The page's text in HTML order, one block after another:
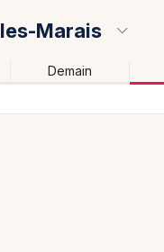
Marais
Demain